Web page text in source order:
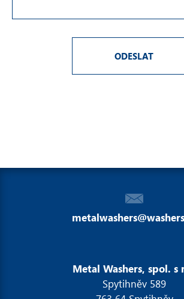
ODESLAT
Metal Washers, spol. s
Spytihněv 589